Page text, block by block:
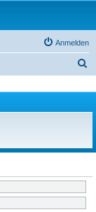
Anmelden
h